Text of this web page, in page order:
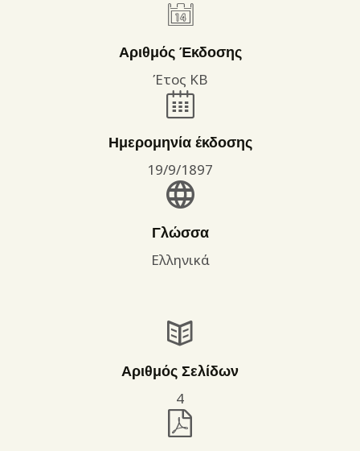
Αριθμός Έκδοσης
Έτος ΚΒ
Ημερομηνία έκδοσης
19/9/1897
Γλώσσα
Ελληνικά
Αριθμός Σελίδων
4